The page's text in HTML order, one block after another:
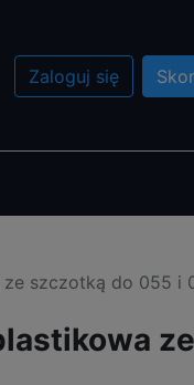
Zaloguj się
ze szczotką do 055 i